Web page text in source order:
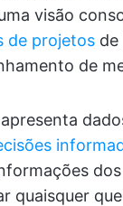
visão
de projetos de
de
quaisquer